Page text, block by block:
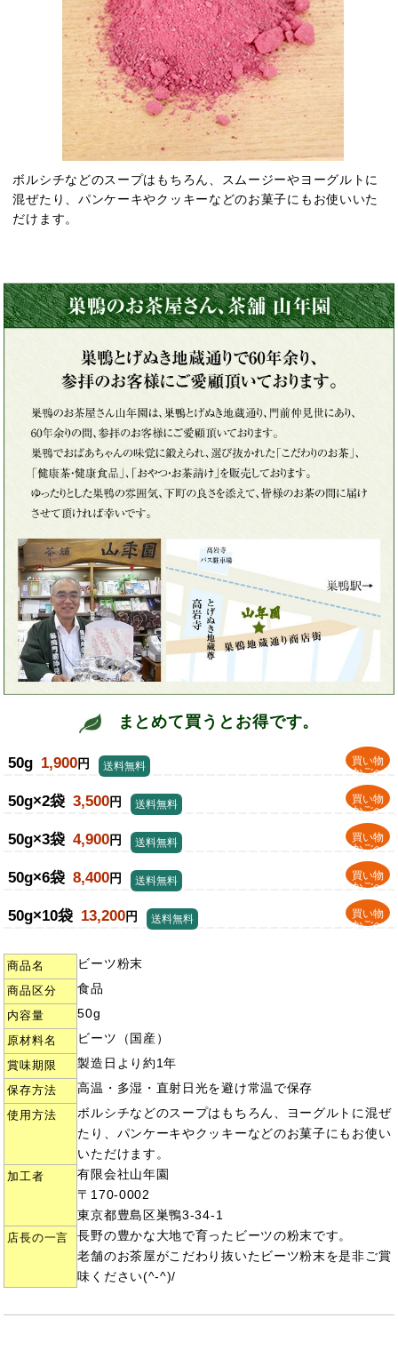
ボルシチなどのスープはもちろん、スムージーやヨーグルトに
混ぜたり、パンケーキやクッキーなどのお菓子にもお使いいた
だけます。
まとめて買うとお得です。
50g 1,900円
買い物
かごへ
送料無料
50g×2袋 3,500円
買い物
かごへ
送料無料
50g×3袋 4,900円
買い物
かごへ
送料無料
50g×6袋 8,400円
買い物
かごへ
送料無料
50g×10袋 13,200円
買い物
かごへ
送料無料
商品名 ビーツ粉末
商品区分 食品
内容量 50g
原材料名 ビーツ（国産）
賞味期限 製造日より約1年
保存方法 高温・多湿・直射日光を避け常温で保存
使用方法
ボルシチなどのスープはもちろん、ヨーグルトに混ぜ
たり、パンケーキやクッキーなどのお菓子にもお使い
いただけます。
加工者
有限会社山年園
〒170-0002
東京都豊島区巣鴨3-34-1
店長の一言
長野の豊かな大地で育ったビーツの粉末です。
老舗のお茶屋がこだわり抜いたビーツ粉末を是非ご賞
味ください(^-^)/